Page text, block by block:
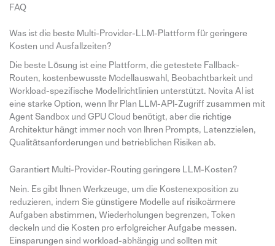
FAQ
Was ist die beste Multi-Provider-LLM-Plattform für geringere
Kosten und Ausfallzeiten?
Die beste Lösung ist eine Plattform, die getestete Fallback-
Routen, kostenbewusste Modellauswahl, Beobachtbarkeit und
Workload-spezifische Modellrichtlinien unterstützt. Novita AI ist
eine starke Option, wenn Ihr Plan LLM-API-Zugriff zusammen mit
Agent Sandbox und GPU Cloud benötigt, aber die richtige
Architektur hängt immer noch von Ihren Prompts, Latenzzielen,
Qualitätsanforderungen und betrieblichen Risiken ab.
Garantiert Multi-Provider-Routing geringere LLM-Kosten?
Nein. Es gibt Ihnen Werkzeuge, um die Kostenexposition zu
reduzieren, indem Sie günstigere Modelle auf risikoärmere
Aufgaben abstimmen, Wiederholungen begrenzen, Token
deckeln und die Kosten pro erfolgreicher Aufgabe messen.
Einsparungen sind workload-abhängig und sollten mit